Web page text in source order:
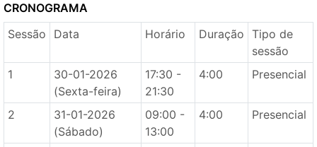
CRONOGRAMA
Sessão
Data Horário Duração Tipo de
sessão
1
30-01-2026
(Sexta-feira)
17:30 -
21:30
4:00 Presencial
2
31-01-2026
(Sábado)
09:00 -
13:00
4:00 Presencial